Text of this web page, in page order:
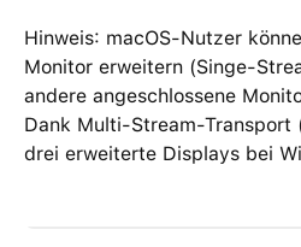
Hinweis: macOS-Nutzer
Monitor erweitern (Singe-
andere angeschlossene
Dank Multi-Stream-Transport
drei erweiterte Displays bei